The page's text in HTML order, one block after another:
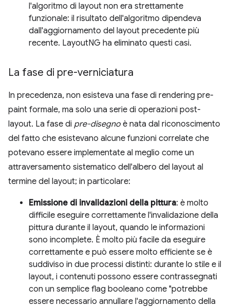
l'algoritmo di layout non era strettamente
funzionale: il risultato dell'algoritmo dipendeva
dall'aggiornamento del layout precedente più
recente. LayoutNG ha eliminato questi casi.
La fase di pre-verniciatura
In precedenza, non esisteva una fase di rendering pre-
paint formale, ma solo una serie di operazioni post-
layout. La fase di pre-disegno è nata dal riconoscimento
del fatto che esistevano alcune funzioni correlate che
potevano essere implementate al meglio come un
attraversamento sistematico dell'albero del layout al
termine del layout; in particolare:
Emissione di invalidazioni della pittura: è molto
difficile eseguire correttamente l'invalidazione della
pittura durante il layout, quando le informazioni
sono incomplete. È molto più facile da eseguire
correttamente e può essere molto efficiente se è
suddiviso in due processi distinti: durante lo stile e il
layout, i contenuti possono essere contrassegnati
con un semplice flag booleano come "potrebbe
essere necessario annullare l'aggiornamento della